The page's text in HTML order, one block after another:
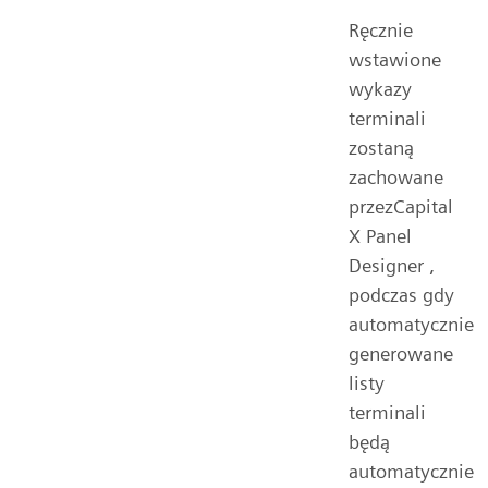
Ręcznie
wstawione
wykazy
terminali
zostaną
zachowane
przezCapital
X Panel
Designer ,
podczas gdy
automatycznie
generowane
listy
terminali
będą
automatycznie